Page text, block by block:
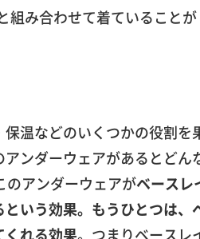
組み合わせて着ていることが
温などのいくつかの役割を
ンダーウェアがあるとどん
のアンダーウェアがベースレ
いう効果。もうひとつは、
くれる効果。つまりベースレ